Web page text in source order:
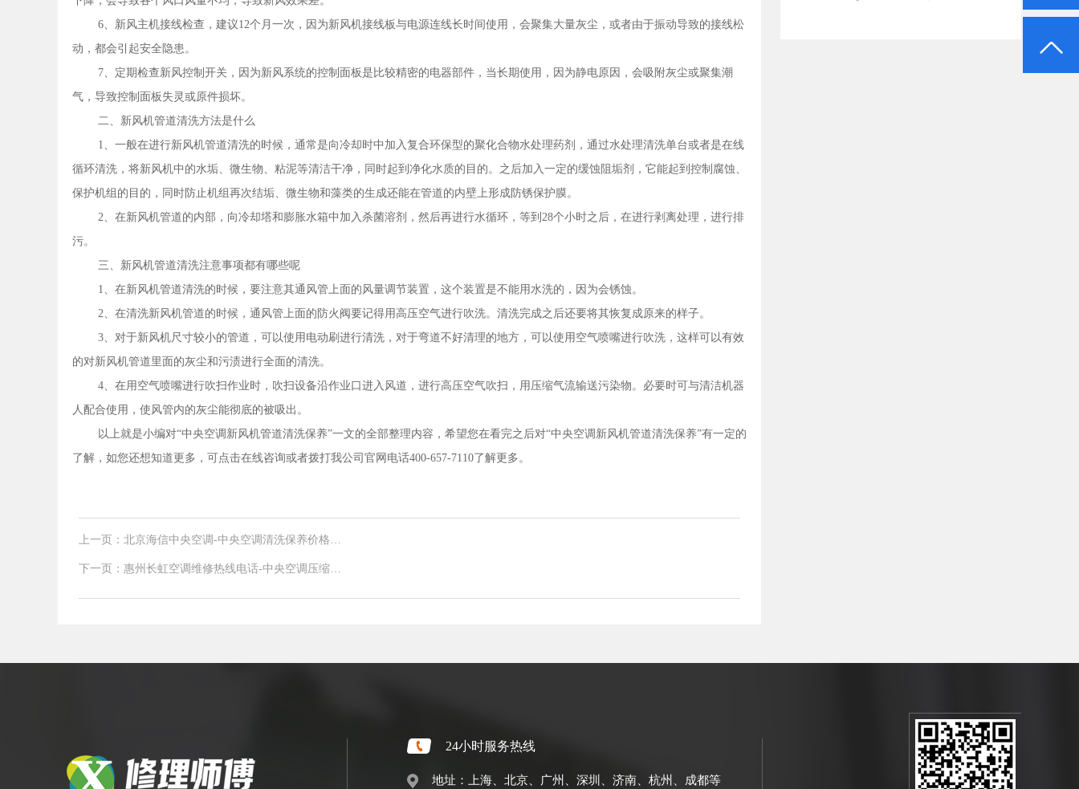
6、新风主机接线检查，建议12个月一次，因为新风机接线板与电源连线长时间使用，会聚集大量灰尘，或者由于振动导致的接线松
动，都会引起安全隐患。
7、定期检查新风控制开关，因为新风系统的控制面板是比较精密的电器部件，当长期使用，因为静电原因，会吸附灰尘或聚集潮
气，导致控制面板失灵或原件损坏。
二、新风机管道清洗方法是什么
1、一般在进行新风机管道清洗的时候，通常是向冷却时中加入复合环保型的聚化合物水处理药剂，通过水处理清洗单台或者是在线
循环清洗，将新风机中的水垢、微生物、粘泥等清洁干净，同时起到净化水质的目的。之后加入一定的缓蚀阻垢剂，它能起到控制腐蚀、
保护机组的目的，同时防止机组再次结垢、微生物和藻类的生成还能在管道的内壁上形成防锈保护膜。
2、在新风机管道的内部，向冷却塔和膨胀水箱中加入杀菌溶剂，然后再进行水循环，等到28个小时之后，在进行剥离处理，进行排
污。
三、新风机管道清洗注意事项都有哪些呢
1、在新风机管道清洗的时候，要注意其通风管上面的风量调节装置，这个装置是不能用水洗的，因为会锈蚀。
2、在清洗新风机管道的时候，通风管上面的防火阀要记得用高压空气进行吹洗。清洗完成之后还要将其恢复成原来的样子。
3、对于新风机尺寸较小的管道，可以使用电动刷进行清洗，对于弯道不好清理的地方，可以使用空气喷嘴进行吹洗，这样可以有效
的对新风机管道里面的灰尘和污渍进行全面的清洗。
4、在用空气喷嘴进行吹扫作业时，吹扫设备沿作业口进入风道，进行高压空气吹扫，用压缩气流输送污染物。必要时可与清洁机器
人配合使用，使风管内的灰尘能彻底的被吸出。
以上就是小编对“中央空调新风机管道清洗保养”一文的全部整理内容，希望您在看完之后对“中央空调新风机管道清洗保养”有一定的
了解，如您还想知道更多，可点击在线咨询或者拨打我公司官网电话400-657-7110了解更多。
上一页：北京海信中央空调-中央空调清洗保养价格
下一页：惠州长虹空调维修热线电话-中央空调压缩机
24小时服务热线
地址：上海、北京、广州、深圳、济南、杭州、成都等